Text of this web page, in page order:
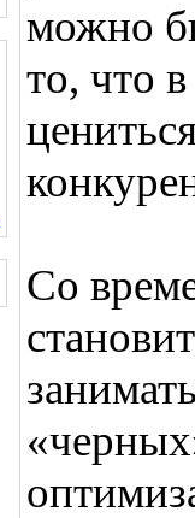
можно
то, что
Со